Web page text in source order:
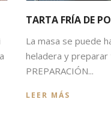
TARTA FRÍA DE
La masa se puede
heladera y
PREPARACIÓN...
LEER MÁS